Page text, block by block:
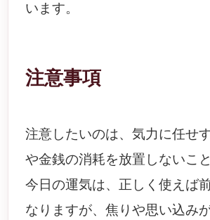
います。
注意事項
注意したいのは、気力に任せ
や金銭の消耗を放置しないこと
今日の運気は、正しく使えば
なりますが、焦りや思い込み